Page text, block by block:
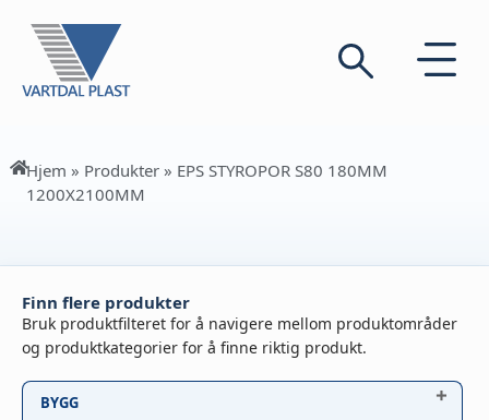
Hjem » Produkter» EPS STYROPOR S80 180MM
1200X2100MM
Finn flere produkter
Bruk produktfilteret for å navigere mellom produktområder
og produktkategorier for å finne riktig produkt.
BYGG